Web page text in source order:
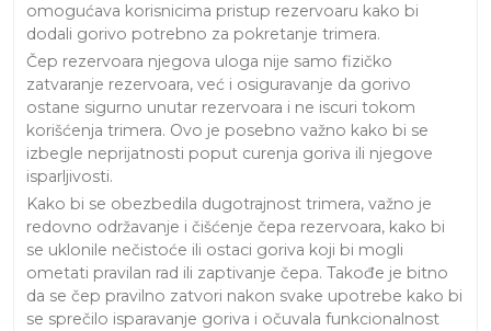
omogućava korisnicima pristup rezervoaru kako bi
dodali gorivo potrebno za pokretanje trimera.
Čep rezervoara njegova uloga nije samo fizičko
zatvaranje rezervoara, već i osiguravanje da gorivo
ostane sigurno unutar rezervoara i ne iscuri tokom
korišćenja trimera. Ovo je posebno važno kako bi se
izbegle neprijatnosti poput curenja goriva ili njegove
isparljivosti.
Kako bi se obezbedila dugotrajnost trimera, važno je
redovno održavanje i čišćenje čepa rezervoara, kako bi
se uklonile nečistoće ili ostaci goriva koji bi mogli
ometati pravilan rad ili zaptivanje čepa. Takođe je bitno
da se čep pravilno zatvori nakon svake upotrebe kako bi
se sprečilo isparavanje goriva i očuvala funkcionalnost